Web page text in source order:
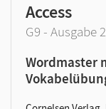
Access
G9 - Ausgabe
Wordmaster